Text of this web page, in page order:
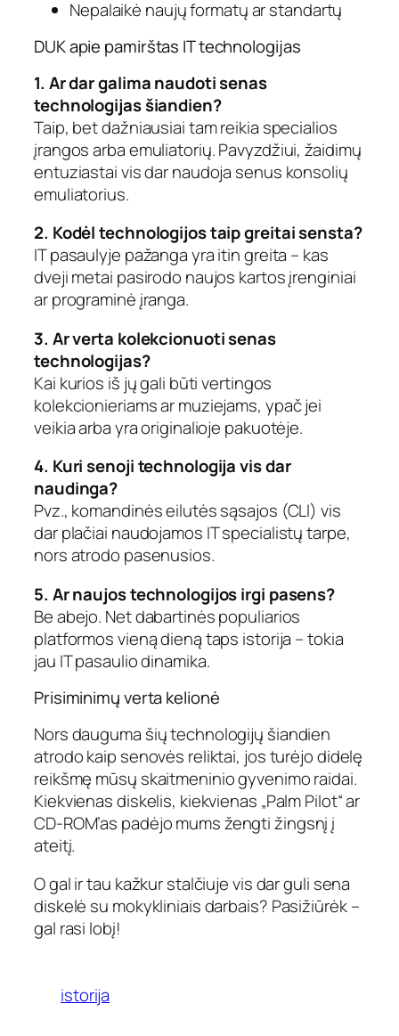
Nepalaikė naujų formatų ar standartų
DUK apie pamirštas IT technologijas
1. Ar dar galima naudoti senas
technologijas šiandien?
Taip, bet dažniausiai tam reikia specialios
įrangos arba emuliatorių. Pavyzdžiui, žaidimų
entuziastai vis dar naudoja senus konsolių
emuliatorius.
2. Kodėl technologijos taip greitai sensta?
IT pasaulyje pažanga yra itin greita – kas
dveji metai pasirodo naujos kartos įrenginiai
ar programinė įranga.
3. Ar verta kolekcionuoti senas
technologijas?
Kai kurios iš jų gali būti vertingos
kolekcionieriams ar muziejams, ypač jei
veikia arba yra originalioje pakuotėje.
4. Kuri senoji technologija vis dar
naudinga?
Pvz., komandinės eilutės sąsajos (CLI) vis
dar plačiai naudojamos IT specialistų tarpe,
nors atrodo pasenusios.
5. Ar naujos technologijos irgi pasens?
Be abejo. Net dabartinės populiarios
platformos vieną dieną taps istorija – tokia
jau IT pasaulio dinamika.
Prisiminimų verta kelionė
Nors dauguma šių technologijų šiandien
atrodo kaip senovės reliktai, jos turėjo didelę
reikšmę mūsų skaitmeninio gyvenimo raidai.
Kiekvienas diskelis, kiekvienas „Palm Pilot“ ar
CD-ROM’as padėjo mums žengti žingsnį į
ateitį.
O gal ir tau kažkur stalčiuje vis dar guli sena
diskelė su mokykliniais darbais? Pasižiūrėk –
gal rasi lobį!
istorija